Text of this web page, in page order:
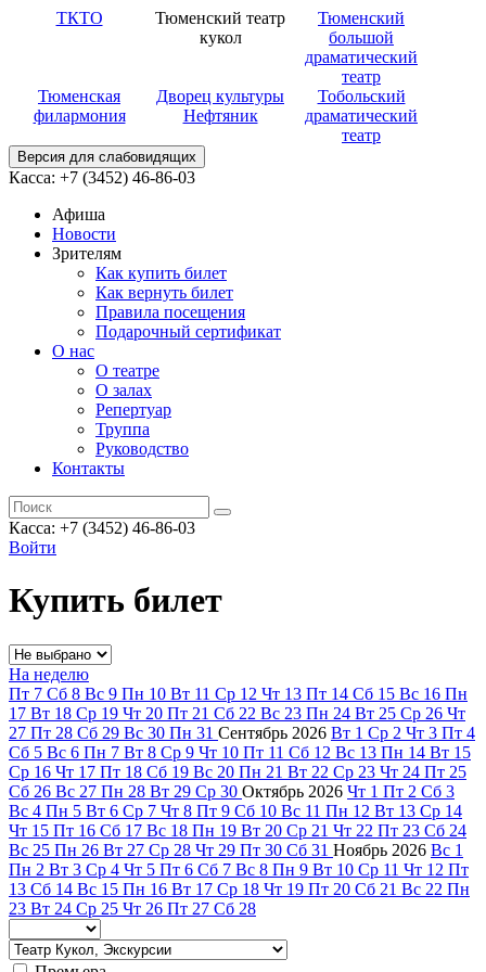
ТКТО
Тюменский театр
кукол
Тюменский
большой
драматический
театр
Тюменская
филармония
Дворец культуры
Нефтяник
Тобольский
драматический
театр
Версия для слабовидящих
Касса: +7 (3452) 46-86-03
Афиша
Новости
Зрителям
Как купить билет
Как вернуть билет
Правила посещения
Подарочный сертификат
О нас
О театре
О залах
Репертуар
Труппа
Руководство
Контакты
Касса: +7 (3452) 46-86-03
Войти
Купить билет
На неделю
Пт 7 Сб 8 Вс 9 Пн 10 Вт 11 Ср 12 Чт 13 Пт 14 Сб 15 Вс 16 Пн
17 Вт 18 Ср 19 Чт 20 Пт 21 Сб 22 Вс 23 Пн 24 Вт 25 Ср 26 Чт
27 Пт 28 Сб 29 Вс 30 Пн 31 Сентябрь 2026 Вт 1 Ср 2 Чт 3 Пт 4
Сб 5 Вс 6 Пн 7 Вт 8 Ср 9 Чт 10 Пт 11 Сб 12 Вс 13 Пн 14 Вт 15
Ср 16 Чт 17 Пт 18 Сб 19 Вс 20 Пн 21 Вт 22 Ср 23 Чт 24 Пт 25
Сб 26 Вс 27 Пн 28 Вт 29 Ср 30 Октябрь 2026 Чт 1 Пт 2 Сб 3
Вс 4 Пн 5 Вт 6 Ср 7 Чт 8 Пт 9 Сб 10 Вс 11 Пн 12 Вт 13 Ср 14
Чт 15 Пт 16 Сб 17 Вс 18 Пн 19 Вт 20 Ср 21 Чт 22 Пт 23 Сб 24
Вс 25 Пн 26 Вт 27 Ср 28 Чт 29 Пт 30 Сб 31 Ноябрь 2026 Вс 1
Пн 2 Вт 3 Ср 4 Чт 5 Пт 6 Сб 7 Вс 8 Пн 9 Вт 10 Ср 11 Чт 12 Пт
13 Сб 14 Вс 15 Пн 16 Вт 17 Ср 18 Чт 19 Пт 20 Сб 21 Вс 22 Пн
23 Вт 24 Ср 25 Чт 26 Пт 27 Сб 28